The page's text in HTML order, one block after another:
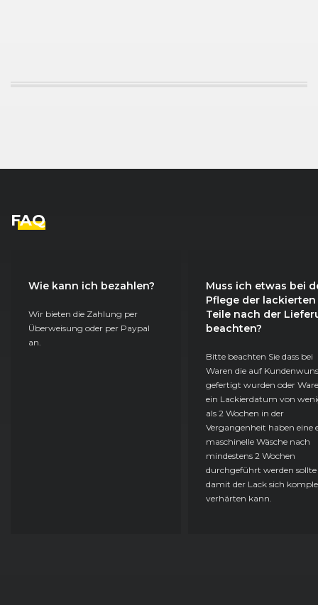
FAQ
Wie kann ich bezahlen?
Wir bieten die Zahlung per
Überweisung oder per Paypal
an.
Muss ich etwas bei
Pflege der lackierten
Teile nach der
beachten?
Bitte beachten Sie dass bei
Waren die auf
gefertigt wurden oder
ein Lackierdatum von
als 2 Wochen in der
Vergangenheit haben eine
maschinelle Wäsche nach
mindestens 2 Wochen
durchgeführt werden sollte
damit der Lack sich
verhärten kann.